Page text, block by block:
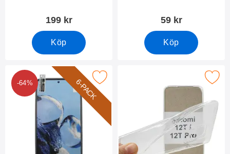
199 kr
Köp
59 kr
Köp
6-PACK
-64%
6-Pack Skärmskydd Xiaomi 12T / 12T Pro 5G som favorit
Makera ultra Thin TPU skal Xiaomi